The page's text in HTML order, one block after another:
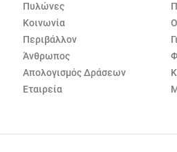
Πυλώνες
Κοινωνία
Περιβάλλον
Άνθρωπος
Απολογισμός Δράσεων
Εταιρεία